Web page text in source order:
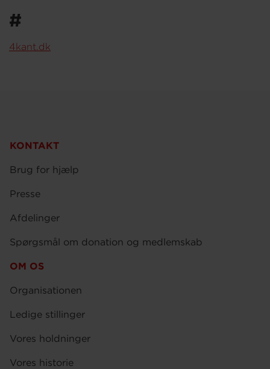
#
4kant.dk
KONTAKT
Brug for hjælp
Presse
Afdelinger
Spørgsmål om donation og medlemskab
OM OS
Organisationen
Ledige stillinger
Vores holdninger
Vores historie